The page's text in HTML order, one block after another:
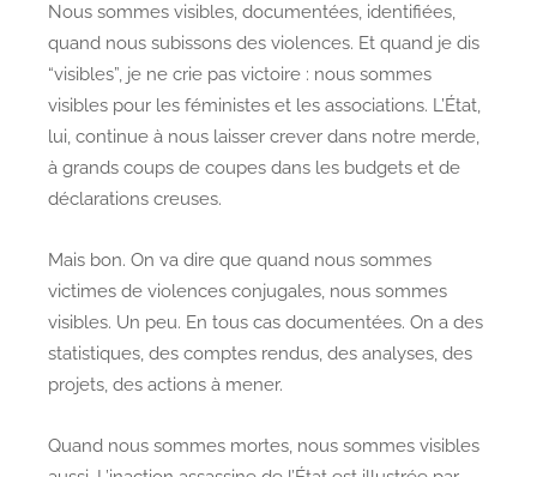
Nous sommes visibles, documentées, identifiées,
quand nous subissons des violences. Et quand je dis
“visibles”, je ne crie pas victoire : nous sommes
visibles pour les féministes et les associations. L’État,
lui, continue à nous laisser crever dans notre merde,
à grands coups de coupes dans les budgets et de
déclarations creuses.
Mais bon. On va dire que quand nous sommes
victimes de violences conjugales, nous sommes
visibles. Un peu. En tous cas documentées. On a des
statistiques, des comptes rendus, des analyses, des
projets, des actions à mener.
Quand nous sommes mortes, nous sommes visibles